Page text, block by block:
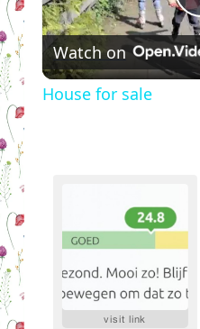
Watch on
House for sale